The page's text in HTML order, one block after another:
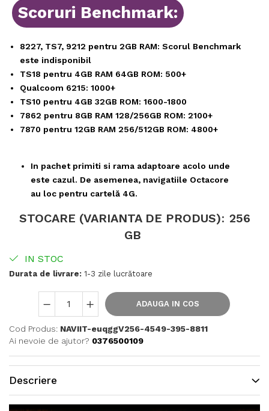
Scoruri Benchmark:
8227, TS7, 9212 pentru 2GB RAM: Scorul Benchmark
este indisponibil
TS18 pentru 4GB RAM 64GB ROM: 500+
Qualcoom 6215: 1000+
TS10 pentru 4GB 32GB ROM: 1600-1800
7862 pentru 8GB RAM 128/256GB ROM: 2100+
7870 pentru 12GB RAM 256/512GB ROM: 4800+
In pachet primiti si rama adaptoare acolo unde
este cazul. De asemenea, navigatiile Octacore
au loc pentru cartelă 4G.
STOCARE (VARIANTA DE PRODUS): 256
GB
IN STOC
Durata de livrare: 1-3 zile lucrătoare
ADAUGA IN COS
Cod Produs: NAVIIT-euqggV256-4549-395-8811
Ai nevoie de ajutor? 0376500109
Descriere